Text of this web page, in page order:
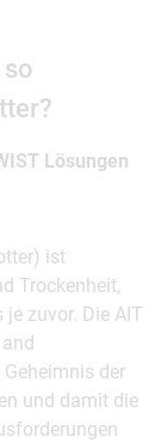
Lösungen
ist
Trockenheit,
zuvor. Die AIT
der
und damit die